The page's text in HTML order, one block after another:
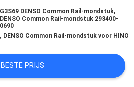
G3S69 DENSO Common Rail-mondstuk,
DENSO Common Rail-mondstuk 293400-
0690
, DENSO Common Rail-mondstuk voor HINO
BESTE PRIJS